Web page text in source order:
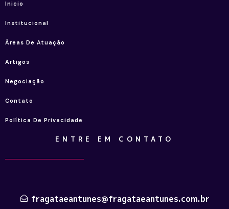
Inicio
Institucional
Áreas De Atuação
Artigos
Negociação
Contato
Política De Privacidade
ENTRE EM CONTATO
fragataeantunes@fragataeantunes.com.br